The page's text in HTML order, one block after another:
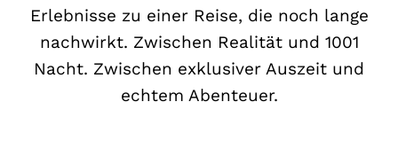
Erlebnisse zu einer Reise, die noch lange
nachwirkt. Zwischen Realität und 1001
Nacht. Zwischen exklusiver Auszeit und
echtem Abenteuer.